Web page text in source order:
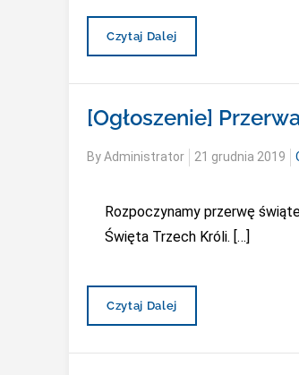
Wesołych
Czytaj Dalej
[Ogłoszenie]
ByAdministrator
Posted
21 grudnia 2019
Rozpoczynamy przerwę
Święta Trzech Króli. […]
[Ogłoszenie]
I
Czytaj Dalej